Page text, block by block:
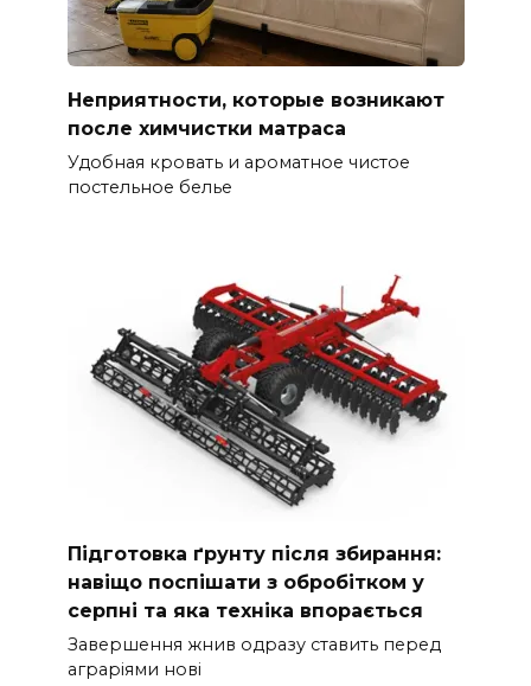
Неприятности, которые возникают
после химчистки матраса
Удобная кровать и ароматное чистое
постельное белье
Підготовка ґрунту після збирання:
навіщо поспішати з обробітком у
серпні та яка техніка впорається
Завершення жнив одразу ставить перед
аграріями нові